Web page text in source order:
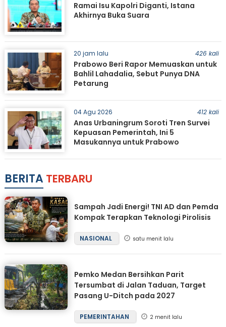
Ramai Isu Kapolri Diganti, Istana
Akhirnya Buka Suara
20 jam lalu 426 kali
Prabowo Beri Rapor Memuaskan untuk
Bahlil Lahadalia, Sebut Punya DNA
Petarung
04 Agu 2026 412 kali
Anas Urbaningrum Soroti Tren Survei
Kepuasan Pemerintah, Ini 5
Masukannya untuk Prabowo
BERITA TERBARU
Sampah Jadi Energi! TNI AD dan Pemda
Kompak Terapkan Teknologi Pirolisis
NASIONAL satu menit lalu
Pemko Medan Bersihkan Parit
Tersumbat di Jalan Taduan, Target
Pasang U-Ditch pada 2027
PEMERINTAHAN 2 menit lalu